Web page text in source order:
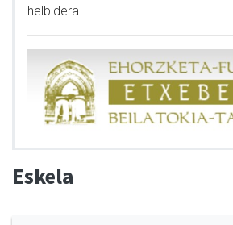
Eskela
helbidera.